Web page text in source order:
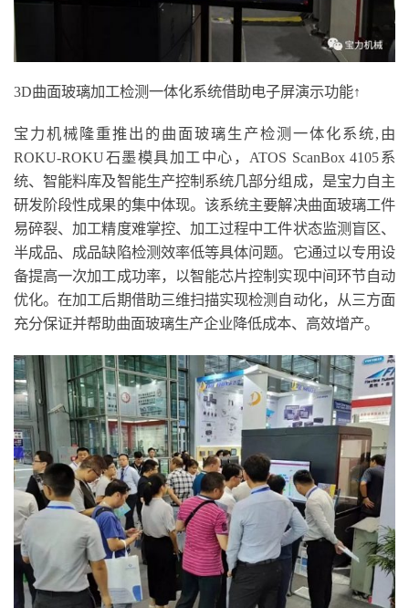
3D曲面玻璃加工检测一体化系统借助电子屏演示功能↑
宝力机械隆重推出的曲面玻璃生产检测一体化系统,由
ROKU-ROKU石墨模具加工中心，ATOS ScanBox 4105系
统、智能料库及智能生产控制系统几部分组成，是宝力自主
研发阶段性成果的集中体现。该系统主要解决曲面玻璃工件
易碎裂、加工精度难掌控、加工过程中工件状态监测盲区、
半成品、成品缺陷检测效率低等具体问题。它通过以专用设
备提高一次加工成功率，以智能芯片控制实现中间环节自动
优化。在加工后期借助三维扫描实现检测自动化，从三方面
充分保证并帮助曲面玻璃生产企业降低成本、高效增产。